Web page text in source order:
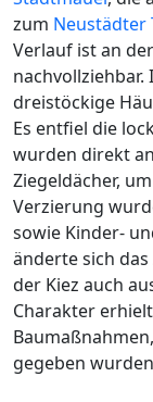
zum Neustädter
Verlauf ist an
nachvollziehbar.
dreistöckige
Es entfiel die
wurden direkt
Ziegeldächer,
Verzierung
sowie Kinder-
änderte sich das
der Kiez auch
Charakter
gegeben